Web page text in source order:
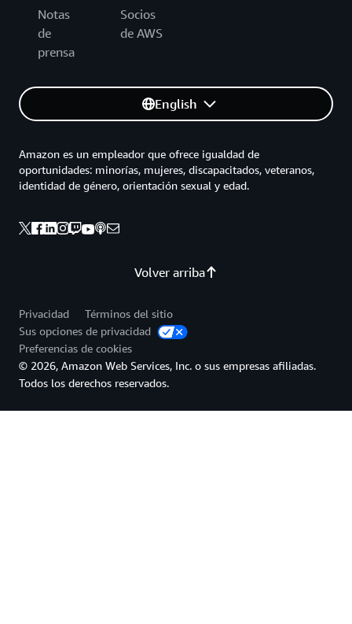
Notas
de
prensa
Socios
de AWS
English
Volver arriba
Amazon es un empleador que ofrece igualdad de
oportunidades: minorías, mujeres, discapacitados, veteranos,
identidad de género, orientación sexual y edad.
Privacidad
Términos del sitio
Sus opciones de privacidad
Preferencias de cookies
© 2026, Amazon Web Services, Inc. o sus empresas afiliadas.
Todos los derechos reservados.